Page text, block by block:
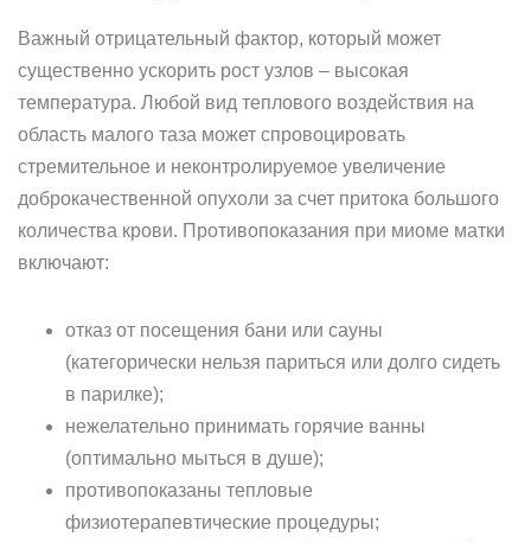
Важный отрицательный фактор, который может
существенно ускорить рост узлов – высокая
температура. Любой вид теплового воздействия на
область малого таза может спровоцировать
стремительное и неконтролируемое увеличение
доброкачественной опухоли за счет притока большого
количества крови. Противопоказания при миоме матки
включают:
отказ от посещения бани или сауны
(категорически нельзя париться или долго сидеть
в парилке);
нежелательно принимать горячие ванны
(оптимально мыться в душе);
противопоказаны тепловые
физиотерапевтические процедуры;